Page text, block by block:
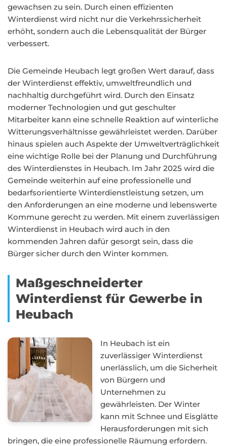
gewachsen zu sein. Durch einen effizienten
Winterdienst wird nicht nur die Verkehrssicherheit
erhöht, sondern auch die Lebensqualität der Bürger
verbessert.
Die Gemeinde Heubach legt großen Wert darauf, dass
der Winterdienst effektiv, umweltfreundlich und
nachhaltig durchgeführt wird. Durch den Einsatz
moderner Technologien und gut geschulter
Mitarbeiter kann eine schnelle Reaktion auf winterliche
Witterungsverhältnisse gewährleistet werden. Darüber
hinaus spielen auch Aspekte der Umweltverträglichkeit
eine wichtige Rolle bei der Planung und Durchführung
des Winterdienstes in Heubach. Im Jahr 2025 wird die
Gemeinde weiterhin auf eine professionelle und
bedarfsorientierte Winterdienstleistung setzen, um
den Anforderungen an eine moderne und lebenswerte
Kommune gerecht zu werden. Mit einem zuverlässigen
Winterdienst in Heubach wird auch in den
kommenden Jahren dafür gesorgt sein, dass die
Bürger sicher durch den Winter kommen.
Maßgeschneiderter
Winterdienst für Gewerbe in
Heubach
In Heubach ist ein
zuverlässiger Winterdienst
unerlässlich, um die Sicherheit
von Bürgern und
Unternehmen zu
gewährleisten. Der Winter
kann mit Schnee und Eisglätte
Herausforderungen mit sich
bringen, die eine professionelle Räumung erfordern.